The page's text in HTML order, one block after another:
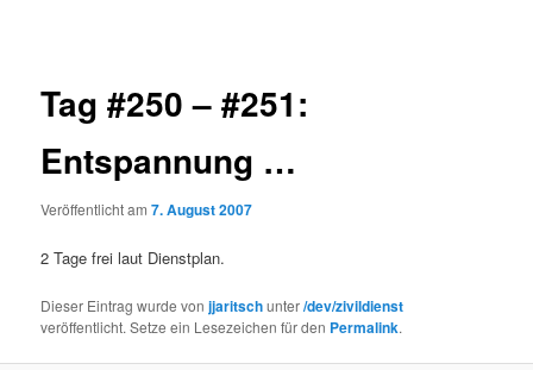
Tag #250 – #251:
Entspannung …
Veröffentlicht am7. August 2007
2 Tage frei laut Dienstplan.
Dieser Eintrag wurde vonjjaritschunter/dev/zivildienst
veröffentlicht. Setze ein Lesezeichen für den Permalink.